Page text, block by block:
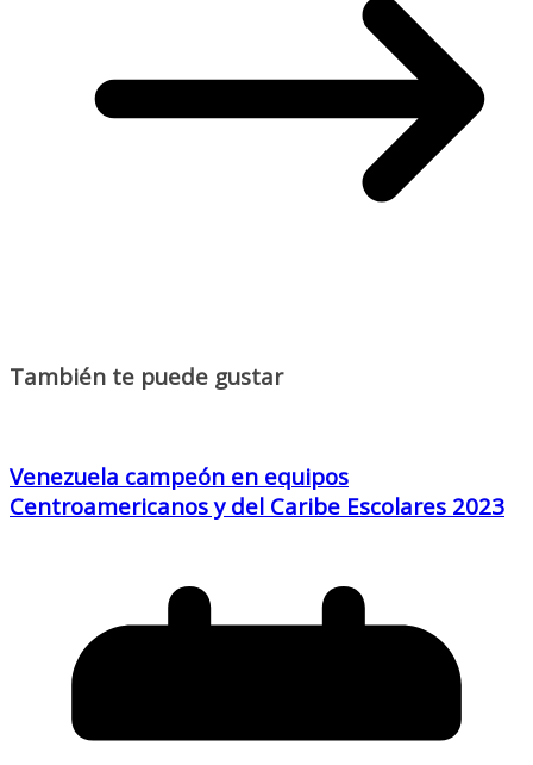
También te puede gustar
Venezuela campeón en equipos
Centroamericanos y del Caribe Escolares 2023